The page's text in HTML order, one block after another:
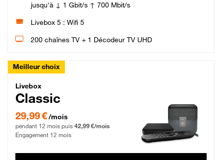
jusqu'à ↓ 1 Gbit/s ↑ 700 Mbit/s
Livebox 5 : Wifi 5
200 chaînes TV + 1 Décodeur TV UHD
Meilleur choix
Livebox Classic Fibre
Livebox
Classic
29,99 € par mois pendant 12 mois puis 42,99 € par mois, Engagement 12 mois
29,99 €/mois
pendant 12 mois puis 42,99 €/mois
Engagement 12 mois